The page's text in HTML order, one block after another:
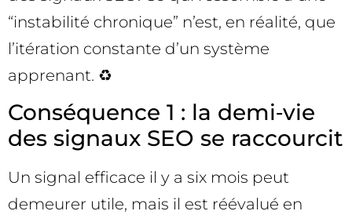
“instabilité chronique” n’est, en réalité, que
l’itération constante d’un système
apprenant. ♻️
Conséquence 1 : la demi‑vie
des signaux SEO se raccourcit
Un signal efficace il y a six mois peut
demeurer utile, mais il est réévalué en